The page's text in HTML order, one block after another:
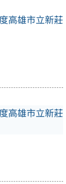
高雄市立新莊
高雄市立新莊